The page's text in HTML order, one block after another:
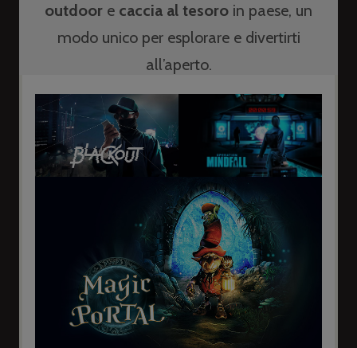
outdoor e caccia al tesoro in paese, un
modo unico per esplorare e divertirti
all’aperto.